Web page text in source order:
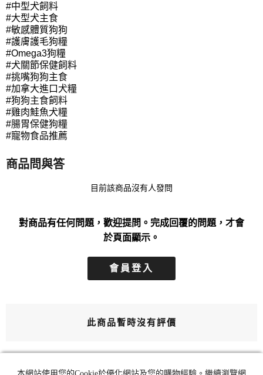
#中型犬飼料
#大型犬主食
#敏感體質狗狗
#護膚護毛狗糧
#Omega3狗糧
#犬關節保健飼料
#挑嘴狗狗主食
#加拿大進口犬糧
#狗狗主食飼料
#雞肉鮭魚犬糧
#腸胃保健狗糧
#寵物食品推薦
商品問與答
目前該商品沒有人發問
對商品有任何問題，歡迎提問。完成回覆的問題，才會
於頁面顯示。
會員登入
此商品暫時沒有評價